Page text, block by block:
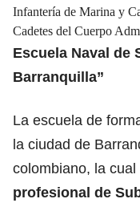
Infantería de Marina y
Cadetes del Cuerpo
Escuela Naval de
Barranquilla”
La escuela de
la ciudad de
colombiano, la
profesional de